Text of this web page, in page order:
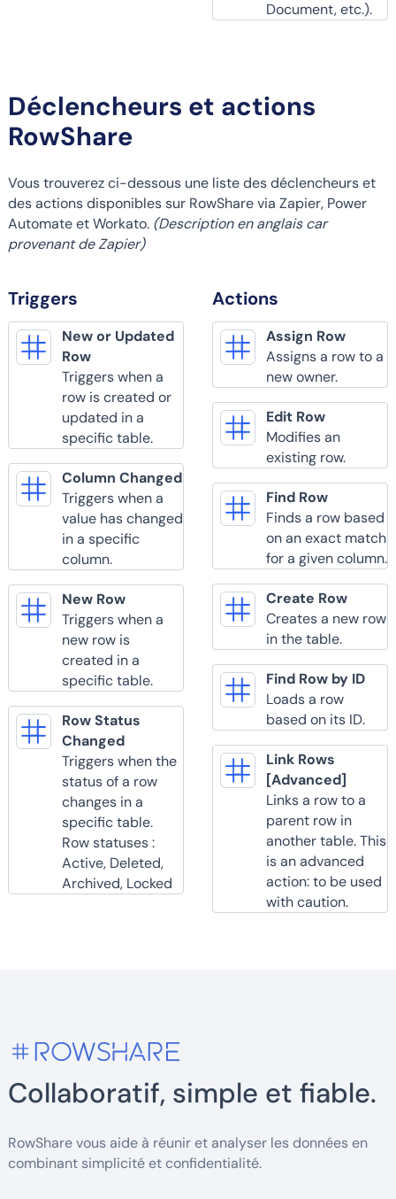
Document, etc.).
Déclencheurs et actions
RowShare
Vous trouverez ci-dessous une liste des déclencheurs et
des actions disponibles sur RowShare via Zapier, Power
Automate et Workato. (Description en anglais car
provenant de Zapier)
Triggers
New or Updated
Row
Triggers when a
row is created or
updated in a
specific table.
Column Changed
Triggers when a
value has changed
in a specific
column.
New Row
Triggers when a
new row is
created in a
specific table.
Row Status
Changed
Triggers when the
status of a row
changes in a
specific table.
Row statuses :
Active, Deleted,
Archived, Locked
Actions
Assign Row
Assigns a row to a
new owner.
Edit Row
Modifies an
existing row.
Find Row
Finds a row based
on an exact match
for a given column.
Create Row
Creates a new row
in the table.
Find Row by ID
Loads a row
based on its ID.
Link Rows
[Advanced]
Links a row to a
parent row in
another table. This
is an advanced
action: to be used
with caution.
Collaboratif, simple et fiable.
RowShare vous aide à réunir et analyser les données en
combinant simplicité et confidentialité.